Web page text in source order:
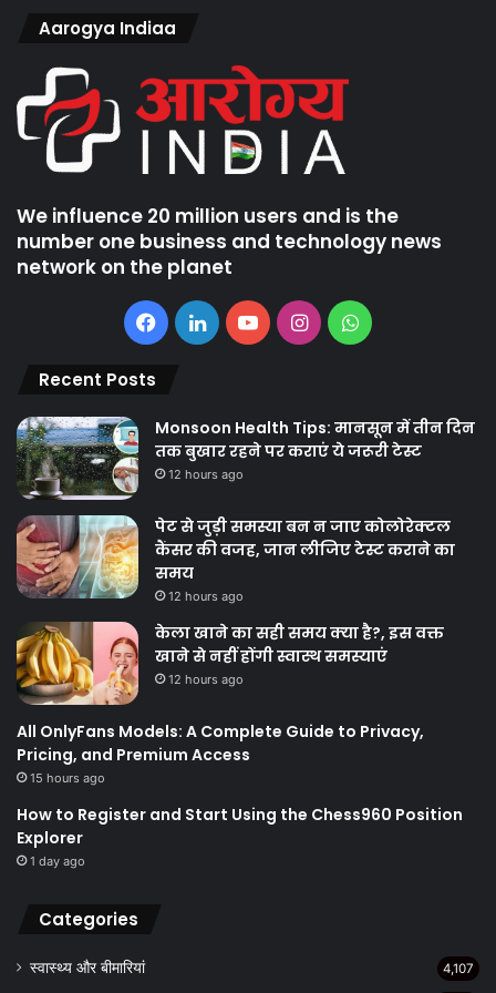
Aarogya Indiaa
We influence 20 million users and is the
number one business and technology news
network on the planet
Facebook
LinkedInYouTubeInstagramWhatsApp
Recent Posts
Monsoon Health Tips: मानसून में तीन दिन
तक बुखार रहने पर कराएं ये जरूरी टेस्ट
12 hours ago
पेट से जुड़ी समस्या बन न जाए कोलोरेक्टल
कैंसर की वजह, जान लीजिए टेस्ट कराने का
समय
12 hours ago
केला खाने का सही समय क्‍या है?, इस वक्त
खाने से नहीं होंगी स्वास्थ समस्याएं
12 hours ago
All OnlyFans Models: A Complete Guide to Privacy,
Pricing, and Premium Access
15 hours ago
How to Register and Start Using the Chess960 Position
Explorer
1 day ago
Categories
स्वास्थ्य और बीमारियां 4,107